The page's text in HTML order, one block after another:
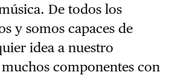
De todos los
y somos capaces de
idea a nuestro
componentes con